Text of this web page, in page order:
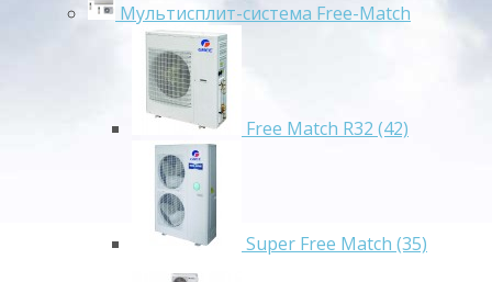
Мультисплит-система Free-Match
Free Match R32 (42)
Super Free Match (35)